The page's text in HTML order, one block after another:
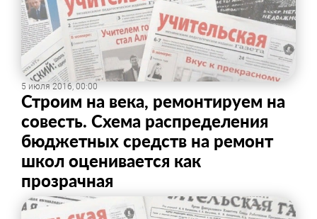
5 июля 2016, 00:00
Строим на века, ремонтируем на
совесть. Схема распределения
бюджетных средств на ремонт
школ оценивается как
прозрачная